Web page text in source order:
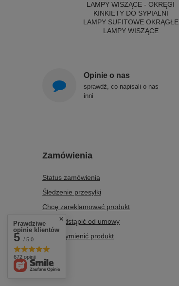
LAMPY WISZĄCE - OKRĘGI
KINKIETY DO SYPIALNI
LAMPY SUFITOWE OKRĄGŁE
LAMPY WISZĄCE
Opinie o nas
sprawdź, co napisali o nas
inni
Zamówienia
Status zamówienia
Śledzenie przesyłki
Chcę zareklamować produkt
Chcę odstąpić od umowy
Chcę wymienić produkt
Kontakt
Prawdziwe
opinie klientów
5 / 5.0
672 opinii